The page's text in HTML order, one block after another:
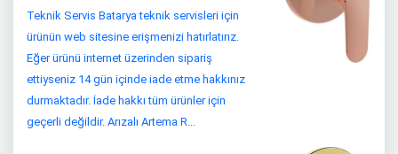
Teknik Servis Batarya teknik servisleri için
ürünün web sitesine erişmenizi hatırlatırız.
Eğer ürünü internet üzerinden sipariş
ettiyseniz 14 gün içinde iade etme hakkınız
durmaktadır. İade hakkı tüm ürünler için
geçerli değildir. Arızalı Artema R...